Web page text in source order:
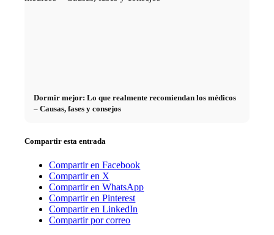
Dormir mejor: Lo que realmente recomiendan los médicos
– Causas, fases y consejos
Compartir esta entrada
Compartir en Facebook
Compartir en X
Compartir en WhatsApp
Compartir en Pinterest
Compartir en LinkedIn
Compartir por correo